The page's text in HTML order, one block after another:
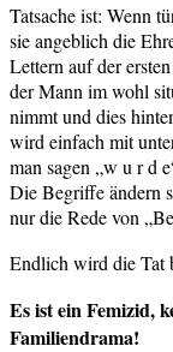
Tatsache ist: Wenn
sie angeblich die
Lettern auf der
der Mann im wohl
nimmt und dies
wird einfach mit
man sagen „w u r d
Die Begriffe ändern
nur die Rede von
Endlich wird die Tat
Es ist ein Femizid,
Familiendrama!